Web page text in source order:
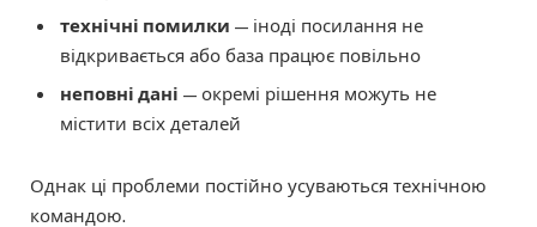
технічні помилки — іноді посилання не
відкривається або база працює повільно
неповні дані — окремі рішення можуть не
містити всіх деталей
Однак ці проблеми постійно усуваються технічною
командою.